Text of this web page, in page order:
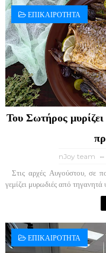
ΕΠΙΚΑΙΡΟΤΗΤΑ
Του Σωτήρος
nJoy team
Στις αρχές Αυγούστου, σε
γεμίζει μυρωδιές από τηγανητά
ΕΠΙΚΑΙΡΟΤΗΤΑ